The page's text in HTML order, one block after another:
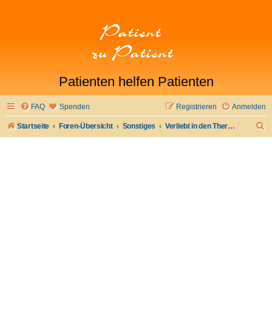
Patienten helfen Patienten
FAQ Spenden Anmelden
Registrieren
Startseite Foren-Übersicht Sonstiges Verliebt in den Therapeuten